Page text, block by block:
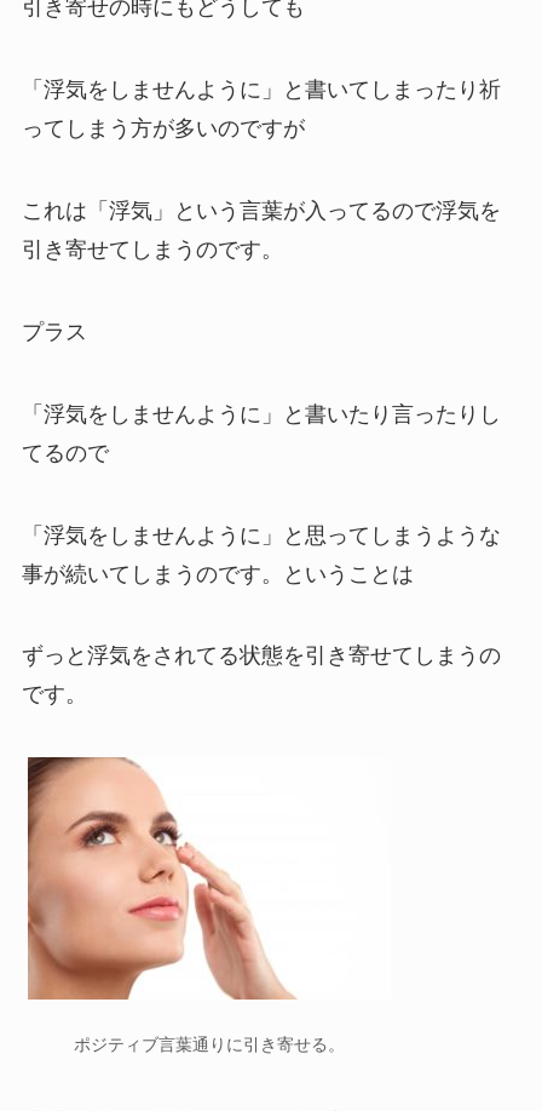
引き寄せの時にもどうしても
「浮気をしませんように」と書いてしまったり祈
ってしまう方が多いのですが
これは「浮気」という言葉が入ってるので浮気を
引き寄せてしまうのです。
プラス
「浮気をしませんように」と書いたり言ったりし
てるので
「浮気をしませんように」と思ってしまうような
事が続いてしまうのです。ということは
ずっと浮気をされてる状態を引き寄せてしまうの
です。
ポジティブ言葉通りに引き寄せる。